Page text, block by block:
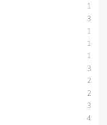
1
3
1
1
1
3
2
2
3
4